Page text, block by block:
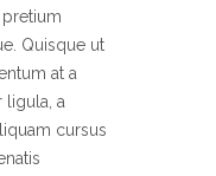
pretium
Quisque ut
at a
ligula, a
cursus